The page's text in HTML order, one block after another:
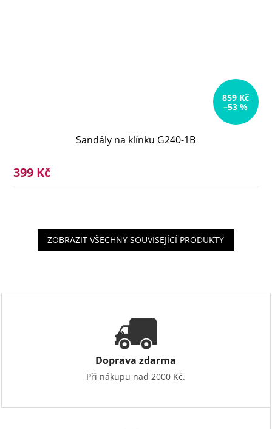
859 Kč
–53 %
Sandály na klínku G240-1B
399 Kč
ZOBRAZIT VŠECHNY SOUVISEJÍCÍ PRODUKTY
Doprava zdarma
Při nákupu nad 2000 Kč.